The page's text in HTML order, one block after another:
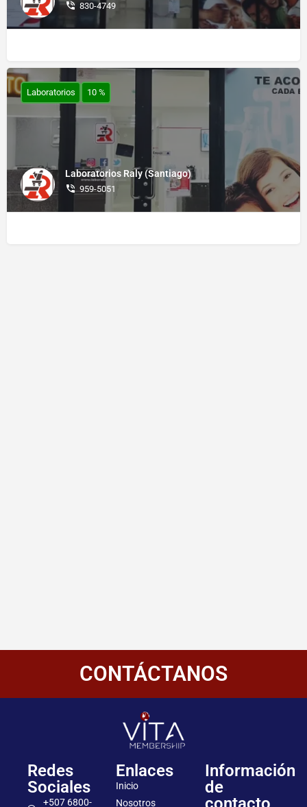
830-4749
Laboratorios Raly (Santiago)
959-5051
Laboratorios 10 %
CONTÁCTANOS
Redes
Sociales
+507 6800-
Enlaces
Inicio
Nosotros
Información
de